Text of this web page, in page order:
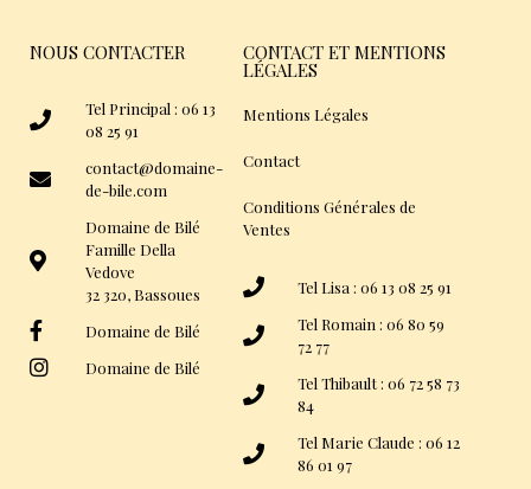
NOUS CONTACTER
Tel Principal : 06 13
08 25 91
contact@domaine-
de-bile.com
Domaine de Bilé
Famille Della
Vedove
32 320, Bassoues
Domaine de Bilé
Domaine de Bilé
CONTACT ET MENTIONS
LÉGALES
Mentions Légales
Contact
Conditions Générales de
Ventes
Tel Lisa : 06 13 08 25 91
Tel Romain : 06 80 59
72 77
Tel Thibault : 06 72 58 73
84
Tel Marie Claude : 06 12
86 01 97